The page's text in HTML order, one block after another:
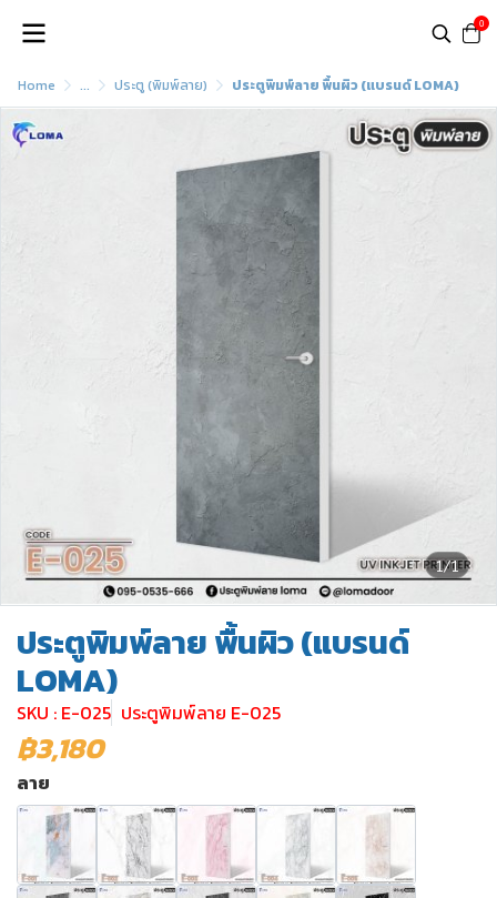
0
Home ... ประตู (พิมพ์ลาย) ประตูพิมพ์ลาย พื้นผิว (แบรนด์ LOMA)
1/1
ประตูพิมพ์ลาย พื้นผิว (แบรนด์
LOMA)
SKU : E-025 ประตูพิมพ์ลาย E-025
฿3,180
ลาย